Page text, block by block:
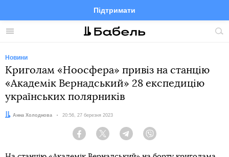
Меню
Підтримати
FacebookTelegramTwitter
Новини
Криголам «Ноосфера» привіз на станцію
«Академік Вернадський» 28 експедицію
українських полярників
Автор:
Анна Холоднова Дата:
20:56, 27 березня 2023
Facebook Twitter Telegram